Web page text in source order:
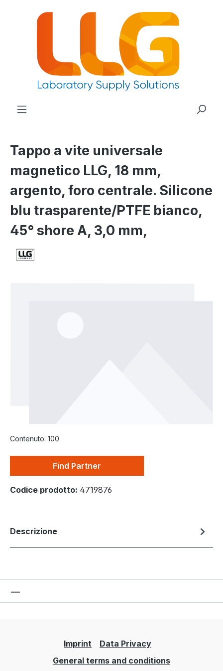
principale
Tappo a vite universale
magnetico LLG, 18 mm,
argento, foro centrale. Silicone
blu trasparente/PTFE bianco,
45° shore A, 3,0 mm,
Contenuto: 100
Find Partner
Codice prodotto: 4719876
Descrizione
Imprint
Data Privacy
General terms and conditions